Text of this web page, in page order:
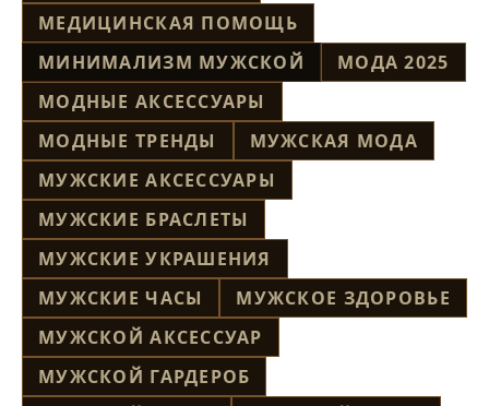
МЕДИЦИНСКАЯ ПОМОЩЬ
МИНИМАЛИЗМ МУЖСКОЙ
МОДА 2025
МОДНЫЕ АКСЕССУАРЫ
МОДНЫЕ ТРЕНДЫ
МУЖСКАЯ МОДА
МУЖСКИЕ АКСЕССУАРЫ
МУЖСКИЕ БРАСЛЕТЫ
МУЖСКИЕ УКРАШЕНИЯ
МУЖСКИЕ ЧАСЫ
МУЖСКОЕ ЗДОРОВЬЕ
МУЖСКОЙ АКСЕССУАР
МУЖСКОЙ ГАРДЕРОБ